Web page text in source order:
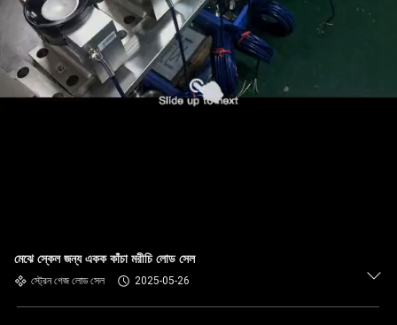
মেঝে স্কেল জন্য একক কাঁচা মরীচি লোড সেল
স্ট্রেন গেজ লোড সেল 2025-05-26